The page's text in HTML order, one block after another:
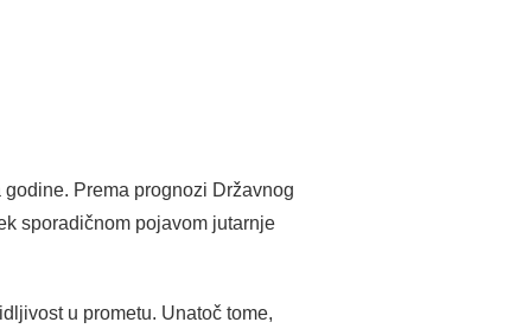
Prema prognozi Državnog
sporadičnom pojavom jutarnje
u prometu. Unatoč tome,